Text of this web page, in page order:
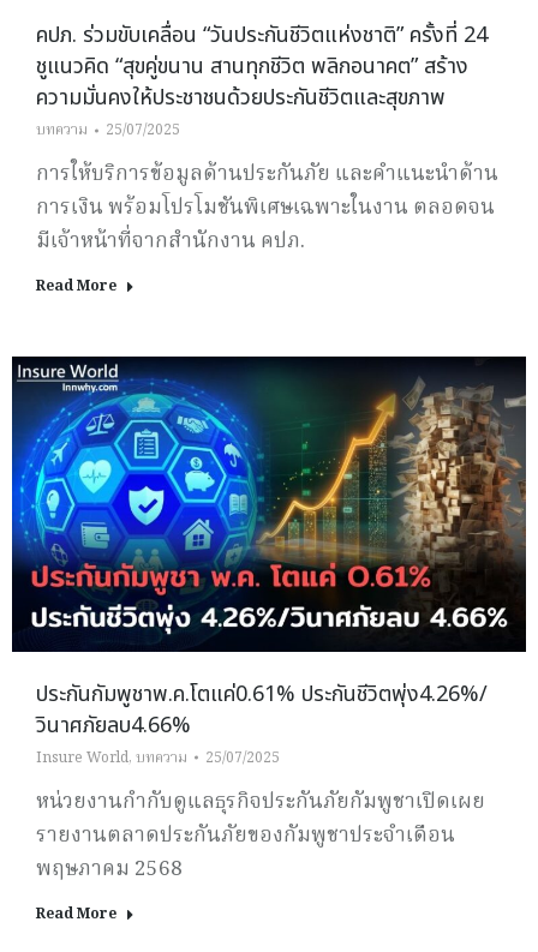
คปภ. ร่วมขับเคลื่อน “วันประกันชีวิตแห่งชาติ” ครั้งที่ 24
ชูแนวคิด “สุขคู่ขนาน สานทุกชีวิต พลิกอนาคต” สร้าง
ความมั่นคงให้ประชาชนด้วยประกันชีวิตและสุขภาพ
บทความ 25/07/2025
การให้บริการข้อมูลด้านประกันภัย และคำแนะนำด้าน
การเงิน พร้อมโปรโมชันพิเศษเฉพาะในงาน ตลอดจน
มีเจ้าหน้าที่จากสำนักงาน คปภ.
Read More
ประกันกัมพูชาพ.ค.โตแค่0.61% ประกันชีวิตพุ่ง4.26%/
วินาศภัยลบ4.66%
Insure World, บทความ 25/07/2025
หน่วยงานกำกับดูแลธุรกิจประกันภัยกัมพูชาเปิดเผย
รายงานตลาดประกันภัยของกัมพูชาประจำเดือน
พฤษภาคม 2568
Read More